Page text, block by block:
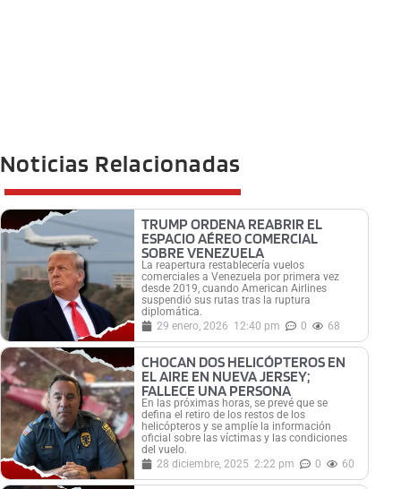
Noticias Relacionadas
TRUMP ORDENA REABRIR EL
ESPACIO AÉREO COMERCIAL
SOBRE VENEZUELA
La reapertura restablecería vuelos
comerciales a Venezuela por primera vez
desde 2019, cuando American Airlines
suspendió sus rutas tras la ruptura
diplomática.
29 enero, 2026 12:40 pm 0 68
CHOCAN DOS HELICÓPTEROS EN
EL AIRE EN NUEVA JERSEY;
FALLECE UNA PERSONA
En las próximas horas, se prevé que se
defina el retiro de los restos de los
helicópteros y se amplíe la información
oficial sobre las víctimas y las condiciones
del vuelo.
28 diciembre, 2025 2:22 pm 0 60